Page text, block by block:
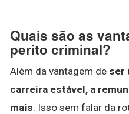
Quais são as
perito criminal?
Além da vantagem de ser
carreira estável, a
mais. Isso sem falar da